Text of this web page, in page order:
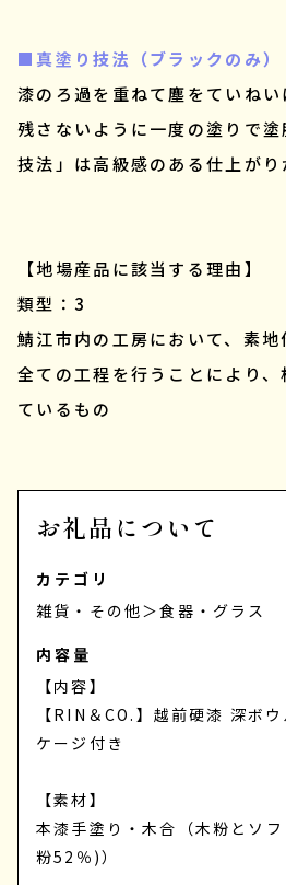
■真塗り技法（ブラックのみ）
漆のろ過を重ねて塵をていね
残さないように一度の塗りで
技法」は高級感のある仕上がり
【地場産品に該当する理由】
類型：3
鯖江市内の工房において、素
全ての工程を行うことにより
ているもの
お礼品について
カテゴリ
雑貨・その他＞食器・グラス
内容量
【内容】
【RIN＆CO.】越前硬漆 深ボ
ケージ付き
【素材】
本漆手塗り・木合（木粉とソ
粉52％)）